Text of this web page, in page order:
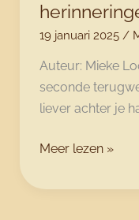
19 januari 2025 /
Auteur: Mieke
seconde
liever achter je
Geluid
opgeslagen
Meer lezen »